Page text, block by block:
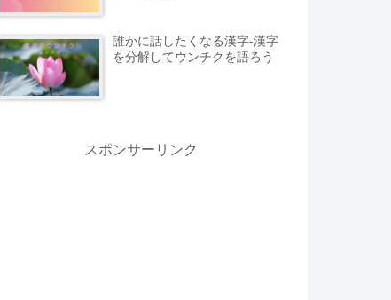
誰かに話したくなる漢字-漢字
を分解してウンチクを語ろう
スポンサーリンク